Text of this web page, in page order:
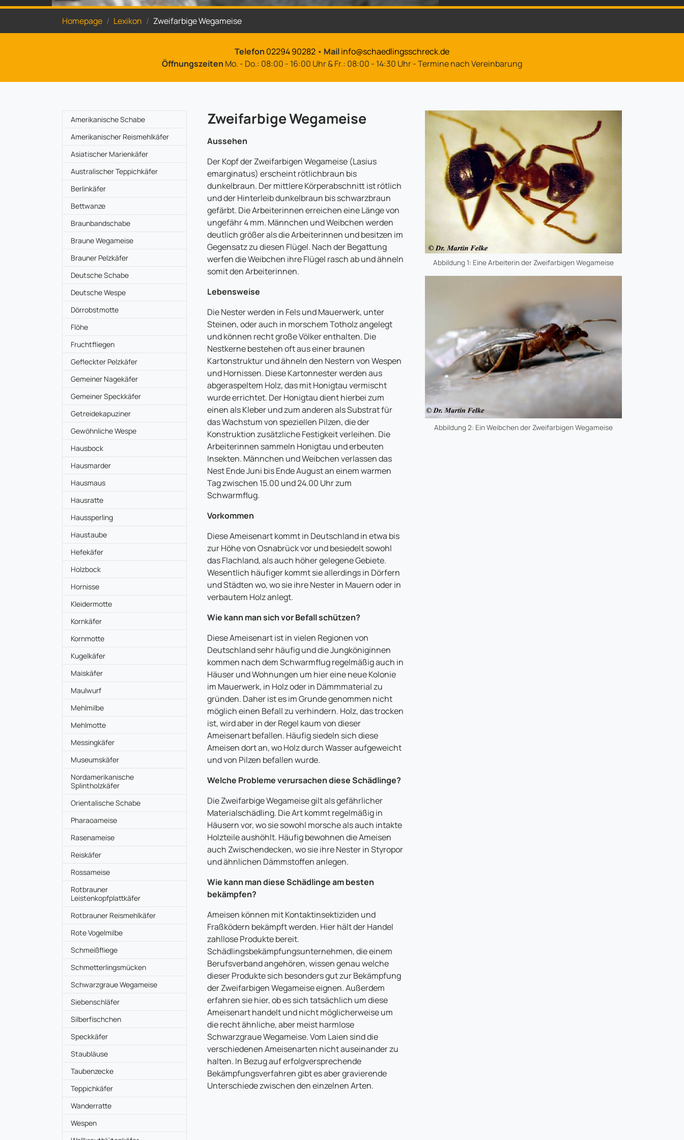
Homepage Lexikon Zweifarbige Wegameise
Telefon 02294 90282 • Mailinfo@schaedlingsschreck.de
Öffnungszeiten Mo. - Do.: 08:00 - 16:00 Uhr & Fr.: 08:00 - 14:30 Uhr - Termine nach Vereinbarung
Amerikanische Schabe
Amerikanischer Reismehlkäfer
Asiatischer Marienkäfer
Australischer Teppichkäfer
Berlinkäfer
Bettwanze
Braunbandschabe
Braune Wegameise
Brauner Pelzkäfer
Deutsche Schabe
Deutsche Wespe
Dörrobstmotte
Flöhe
Fruchtfliegen
Gefleckter Pelzkäfer
Gemeiner Nagekäfer
Gemeiner Speckkäfer
Getreidekapuziner
Gewöhnliche Wespe
Hausbock
Hausmarder
Hausmaus
Hausratte
Haussperling
Haustaube
Hefekäfer
Holzbock
Hornisse
Kleidermotte
Kornkäfer
Kornmotte
Kugelkäfer
Maiskäfer
Maulwurf
Mehlmilbe
Mehlmotte
Messingkäfer
Museumskäfer
Nordamerikanische
Splintholzkäfer
Orientalische Schabe
Pharaoameise
Rasenameise
Reiskäfer
Rossameise
Rotbrauner
Leistenkopfplattkäfer
Rotbrauner Reismehlkäfer
Rote Vogelmilbe
Schmeißfliege
Schmetterlingsmücken
Schwarzgraue Wegameise
Siebenschläfer
Silberfischchen
Speckkäfer
Staubläuse
Taubenzecke
Teppichkäfer
Wanderratte
Wespen
Abbildung 1: Eine Arbeiterin der Zweifarbigen Wegameise
Abbildung 2: Ein Weibchen der Zweifarbigen Wegameise
Zweifarbige Wegameise
Aussehen
Der Kopf der Zweifarbigen Wegameise (Lasius
emarginatus) erscheint rötlichbraun bis
dunkelbraun. Der mittlere Körperabschnitt ist rötlich
und der Hinterleib dunkelbraun bis schwarzbraun
gefärbt. Die Arbeiterinnen erreichen eine Länge von
ungefähr 4 mm. Männchen und Weibchen werden
deutlich größer als die Arbeiterinnen und besitzen im
Gegensatz zu diesen Flügel. Nach der Begattung
werfen die Weibchen ihre Flügel rasch ab und ähneln
somit den Arbeiterinnen.
Lebensweise
Die Nester werden in Fels und Mauerwerk, unter
Steinen, oder auch in morschem Totholz angelegt
und können recht große Völker enthalten. Die
Nestkerne bestehen oft aus einer braunen
Kartonstruktur und ähneln den Nestern von Wespen
und Hornissen. Diese Kartonnester werden aus
abgeraspeltem Holz, das mit Honigtau vermischt
wurde errichtet. Der Honigtau dient hierbei zum
einen als Kleber und zum anderen als Substrat für
das Wachstum von speziellen Pilzen, die der
Konstruktion zusätzliche Festigkeit verleihen. Die
Arbeiterinnen sammeln Honigtau und erbeuten
Insekten. Männchen und Weibchen verlassen das
Nest Ende Juni bis Ende August an einem warmen
Tag zwischen 15.00 und 24.00 Uhr zum
Schwarmflug.
Vorkommen
Diese Ameisenart kommt in Deutschland in etwa bis
zur Höhe von Osnabrück vor und besiedelt sowohl
das Flachland, als auch höher gelegene Gebiete.
Wesentlich häufiger kommt sie allerdings in Dörfern
und Städten wo, wo sie ihre Nester in Mauern oder in
verbautem Holz anlegt.
Wie kann man sich vor Befall schützen?
Diese Ameisenart ist in vielen Regionen von
Deutschland sehr häufig und die Jungköniginnen
kommen nach dem Schwarmflug regelmäßig auch in
Häuser und Wohnungen um hier eine neue Kolonie
im Mauerwerk, in Holz oder in Dämmmaterial zu
gründen. Daher ist es im Grunde genommen nicht
möglich einen Befall zu verhindern. Holz, das trocken
ist, wird aber in der Regel kaum von dieser
Ameisenart befallen. Häufig siedeln sich diese
Ameisen dort an, wo Holz durch Wasser aufgeweicht
und von Pilzen befallen wurde.
Welche Probleme verursachen diese Schädlinge?
Die Zweifarbige Wegameise gilt als gefährlicher
Materialschädling. Die Art kommt regelmäßig in
Häusern vor, wo sie sowohl morsche als auch intakte
Holzteile aushöhlt. Häufig bewohnen die Ameisen
auch Zwischendecken, wo sie ihre Nester in Styropor
und ähnlichen Dämmstoffen anlegen.
Wie kann man diese Schädlinge am besten
bekämpfen?
Ameisen können mit Kontaktinsektiziden und
Fraßködern bekämpft werden. Hier hält der Handel
zahllose Produkte bereit.
Schädlingsbekämpfungsunternehmen, die einem
Berufsverband angehören, wissen genau welche
dieser Produkte sich besonders gut zur Bekämpfung
der Zweifarbigen Wegameise eignen. Außerdem
erfahren sie hier, ob es sich tatsächlich um diese
Ameisenart handelt und nicht möglicherweise um
die recht ähnliche, aber meist harmlose
Schwarzgraue Wegameise. Vom Laien sind die
verschiedenen Ameisenarten nicht auseinander zu
halten. In Bezug auf erfolgversprechende
Bekämpfungsverfahren gibt es aber gravierende
Unterschiede zwischen den einzelnen Arten.